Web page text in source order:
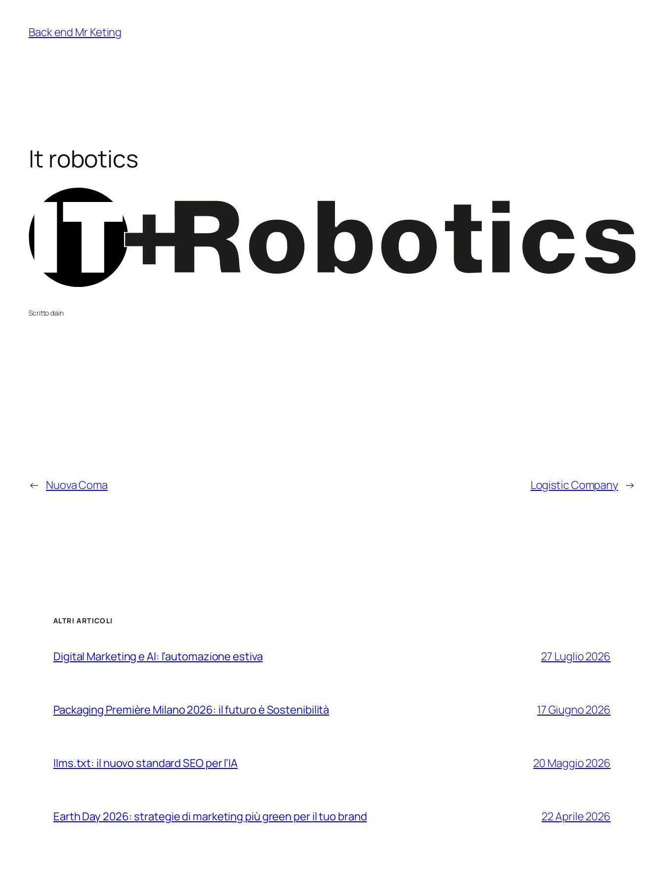
contenuto
Back end Mr Keting
It robotics
Scritto dain
← Nuova Coma Logistic Company →
ALTRI ARTICOLI
Digital Marketing e AI: l’automazione estiva 27 Luglio 2026
Packaging Première Milano 2026: il futuro è Sostenibilità 17 Giugno 2026
llms.txt: il nuovo standard SEO per l’IA 20 Maggio 2026
Earth Day 2026: strategie di marketing più green per il tuo brand 22 Aprile 2026